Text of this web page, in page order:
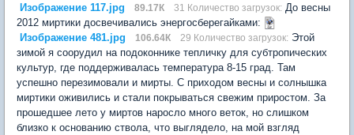
Изображение 117.jpg
89.17К 31 Количество загрузок: До весны
2012 миртики досвечивались энергосберегайками:
Изображение 481.jpg
106.64К 29 Количество загрузок: Этой
зимой я соорудил на подоконнике тепличку для субтропических
культур, где поддерживалась температура 8-15 град. Там
успешно перезимовали и мирты. С приходом весны и солнышка
миртики оживились и стали покрываться свежим приростом. За
прошедшее лето у миртов наросло много веток, но слишком
близко к основанию ствола, что выглядело, на мой взгляд